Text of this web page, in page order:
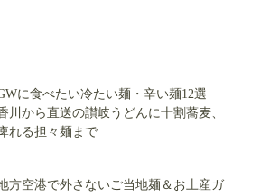
に食べたい冷たい麺・辛い麺12選
川から直送の讃岐うどんに十割蕎麦、
れる担々麺まで
方空港で外さないご当地麺＆お土産ガ